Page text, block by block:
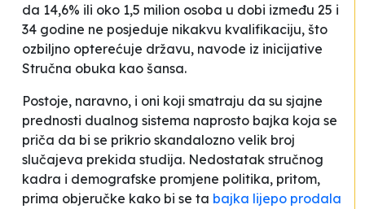
da 14,6% ili oko 1,5 milion osoba u dobi između 25 i
34 godine ne posjeduje nikakvu kvalifikaciju, što
ozbiljno opterećuje državu, navode iz inicijative
Stručna obuka kao šansa.
Postoje, naravno, i oni koji smatraju da su sjajne
prednosti dualnog sistema naprosto bajka koja se
priča da bi se prikrio skandalozno velik broj
slučajeva prekida studija. Nedostatak stručnog
kadra i demografske promjene politika, pritom,
prima objeručke kako bi se ta bajka lijepo prodala